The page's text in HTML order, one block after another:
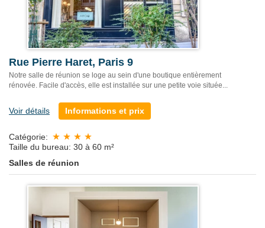
Rue Pierre Haret, Paris 9
Notre salle de réunion se loge au sein d'une boutique entièrement
rénovée. Facile d'accès, elle est installée sur une petite voie située...
Voir détails Informations et prix
Catégorie:
Taille du bureau: 30 à 60 m²
Salles de réunion